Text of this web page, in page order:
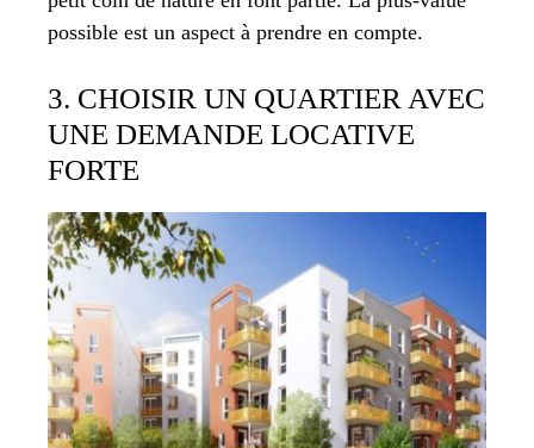
possible est un aspect à prendre en compte.
3. CHOISIR UN QUARTIER AVEC
UNE DEMANDE LOCATIVE
FORTE